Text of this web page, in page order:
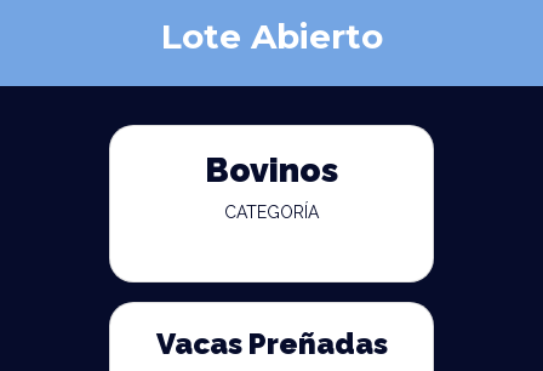
Lote Abierto
Bovinos
CATEGORÍA
Vacas Preñadas